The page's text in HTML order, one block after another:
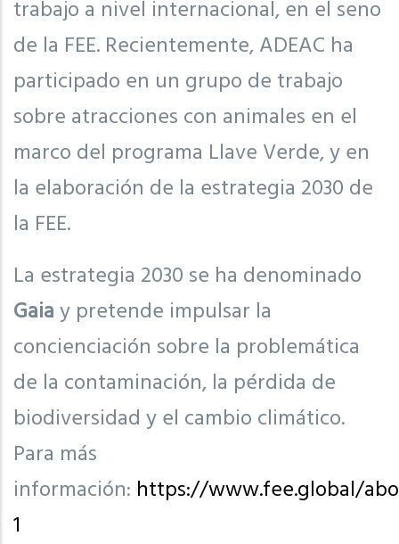
trabajo a nivel internacional, en el seno
de la FEE. Recientemente, ADEAC ha
participado en un grupo de trabajo
sobre atracciones con animales en el
marco del programa Llave Verde, y en
la elaboración de la estrategia 2030 de
la FEE.
La estrategia 2030 se ha denominado
Gaiay pretende impulsar la
concienciación sobre la problemática
de la contaminación, la pérdida de
biodiversidad y el cambio climático.
Para más
información: https://www.fee.global/
1